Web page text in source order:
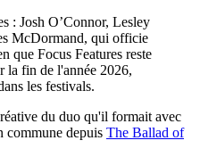
: Josh O’Connor, Lesley
McDormand, qui officie
que Focus Features reste
la fin de l'année 2026,
les festivals.
du duo qu'il formait avec
commune depuis The Ballad of